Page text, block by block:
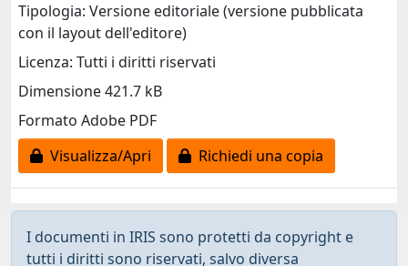
Tipologia: Versione editoriale (versione pubblicata
con il layout dell'editore)
Licenza: Tutti i diritti riservati
Dimensione 421.7 kB
Formato Adobe PDF
Visualizza/Apri
Richiedi una copia
I documenti in IRIS sono protetti da copyright e
tutti i diritti sono riservati, salvo diversa